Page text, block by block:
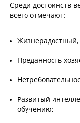
Среди достоинств
всего отмечают:
Преданность
Развитый
обучению;